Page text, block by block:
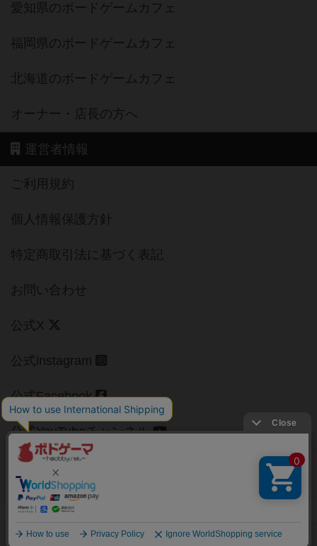
愛知県のボードゲームカフェ
福岡県のボードゲームカフェ
北海道のボードゲームカフェ
オーナー・店長の方へ
運営者情報
ご利用規約
個人情報保護方針
特定商取引法に基づく表記
お問い合わせ
公式X
公式instagram
公式Facebook
公式YouTubeチャンネル